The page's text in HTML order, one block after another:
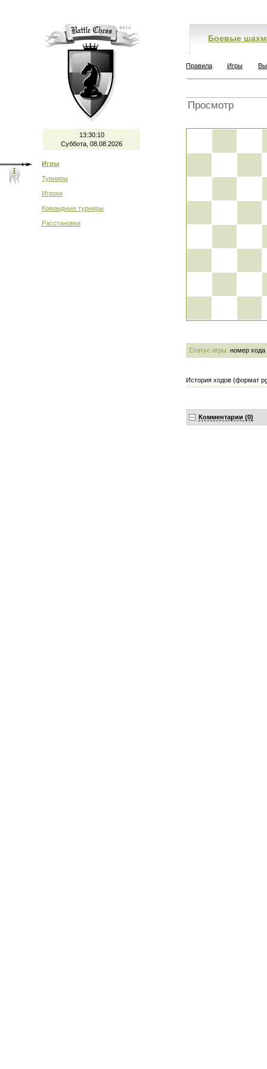
13:30:10
Суббота, 08.08.2026
Игры
Турниры
Игроки
Командные турниры
Расстановки
Боевые
Правила Игры
Просмотр
Статус игры: номер хода
История ходов (формат
Комментарии (0)